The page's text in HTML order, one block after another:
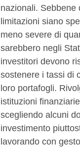
nazionali. Sebbene
limitazioni siano
meno severe di
sarebbero negli
investitori devono
sostenere i tassi di
loro portafogli.
istituzioni
scegliendo alcuni
investimento
lavorando con